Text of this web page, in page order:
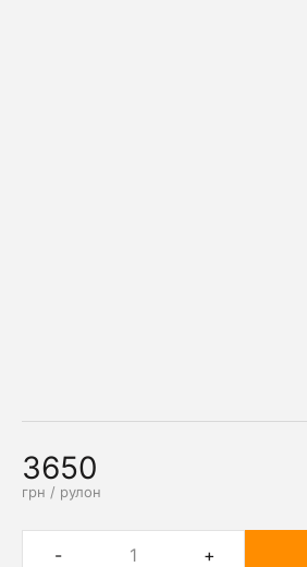
3650
грн / рулон
- +